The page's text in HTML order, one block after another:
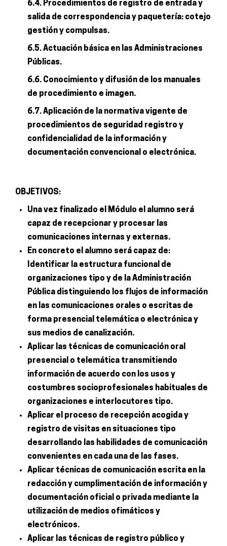
6.4. Procedimientos de registro de entrada y
salida de correspondencia y paquetería: cotejo
gestión y compulsas.
6.5. Actuación básica en las Administraciones
Públicas.
6.6. Conocimiento y difusión de los manuales
de procedimiento e imagen.
6.7. Aplicación de la normativa vigente de
procedimientos de seguridad registro y
confidencialidad de la información y
documentación convencional o electrónica.
OBJETIVOS:
Una vez finalizado el Módulo el alumno será
capaz de recepcionar y procesar las
comunicaciones internas y externas.
En concreto el alumno será capaz de:
Identificar la estructura funcional de
organizaciones tipo y de la Administración
Pública distinguiendo los flujos de información
en las comunicaciones orales o escritas de
forma presencial telemática o electrónica y
sus medios de canalización.
Aplicar las técnicas de comunicación oral
presencial o telemática transmitiendo
información de acuerdo con los usos y
costumbres socioprofesionales habituales de
organizaciones e interlocutores tipo.
Aplicar el proceso de recepción acogida y
registro de visitas en situaciones tipo
desarrollando las habilidades de comunicación
convenientes en cada una de las fases.
Aplicar técnicas de comunicación escrita en la
redacción y cumplimentación de información y
documentación oficial o privada mediante la
utilización de medios ofimáticos y
electrónicos.
Aplicar las técnicas de registro público y